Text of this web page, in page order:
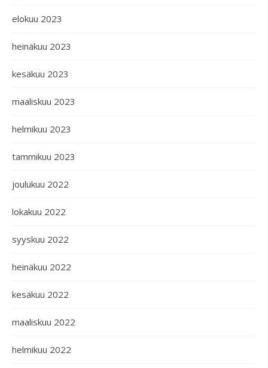
elokuu 2023
heinäkuu 2023
kesäkuu 2023
maaliskuu 2023
helmikuu 2023
tammikuu 2023
joulukuu 2022
lokakuu 2022
syyskuu 2022
heinäkuu 2022
kesäkuu 2022
maaliskuu 2022
helmikuu 2022